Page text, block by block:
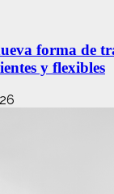
forma de
y flexibles